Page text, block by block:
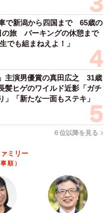
で新潟から四国まで 65歳の
の旅 パーキングの休憩まで
でも組まねえよ！」
主演男優賞の真田広之 31歳
髪ヒゲのワイルド近影「ガチ
」「新たな一面もステキ」
６位以降を見る
ミリー
順）